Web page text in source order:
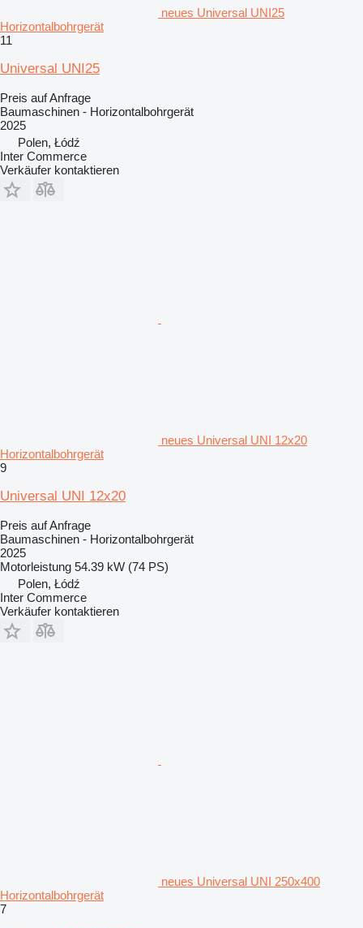
neues Universal UNI25
Horizontalbohrgerät
11
Universal UNI25
Preis auf Anfrage
Baumaschinen - Horizontalbohrgerät
2025
Polen, Łódź
Inter Commerce
Verkäufer kontaktieren
neues Universal UNI 12x20
Horizontalbohrgerät
9
Universal UNI 12x20
Preis auf Anfrage
Baumaschinen - Horizontalbohrgerät
2025
Motorleistung 54.39 kW (74 PS)
Polen, Łódź
Inter Commerce
Verkäufer kontaktieren
neues Universal UNI 250x400
Horizontalbohrgerät
7